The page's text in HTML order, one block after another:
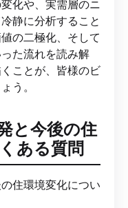
化や、実需層のニ
静に分析すること
の二極化、そして
た流れを読み解
ことが、皆様のビ
う。
と今後の住
ある質問